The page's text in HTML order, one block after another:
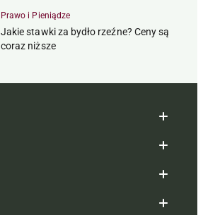
Prawo i Pieniądze
Jakie stawki za bydło rzeźne? Ceny są
coraz niższe